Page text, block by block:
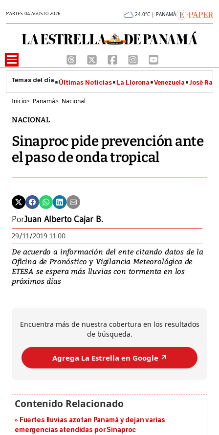
MARTES 04 AGOSTO 2026 24.0°C | PANAMÁ
Últimas Noticias La Llorona Venezuela José
Inicio> Panamá> Nacional
NACIONAL
Sinaproc pide prevención ante
el paso de onda tropical
PorJuan Alberto Cajar B.
29/11/2019 11:00
De acuerdo a información del ente citando datos de la
Oficina de Pronóstico y Vigilancia Meteorológica de
ETESA se espera más lluvias con tormenta en los
próximos días
Encuentra más de nuestra cobertura en los resultados
de búsqueda.
Agrega La Estrella en Google ↗️
Fuertes lluvias azotan Panamá y dejan varias
emergencias atendidas por Sinaproc